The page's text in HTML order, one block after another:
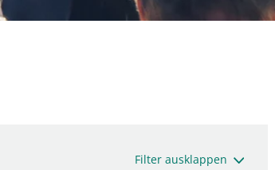
Filter ausklappen